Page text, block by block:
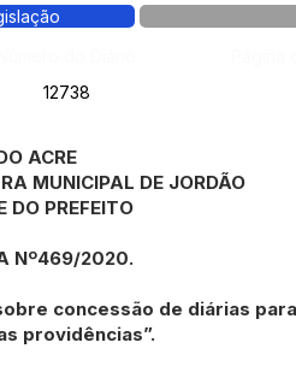
12738
ACRE
MUNICIPAL DE JORDÃO
DO PREFEITO
Nº469/2020.
concessão de diárias
providências”.